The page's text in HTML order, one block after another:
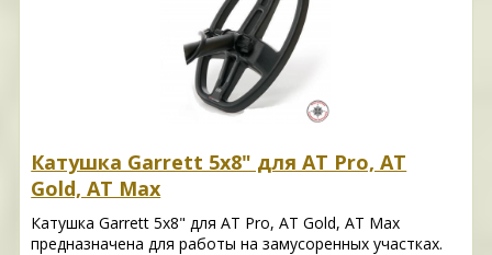
Катушка Garrett 5х8" для AT Pro, AT
Gold, AT Max
Катушка Garrett 5х8" для AT Pro, AT Gold, AT Max
предназначена для работы на замусоренных участках.